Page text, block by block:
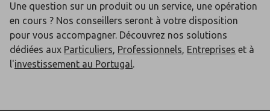
Une question sur un produit ou un service, une opération
en cours ? Nos conseillers seront à votre disposition
pour vous accompagner. Découvrez nos solutions
dédiées aux Particuliers, Professionnels, Entreprises et à
l'investissement au Portugal.